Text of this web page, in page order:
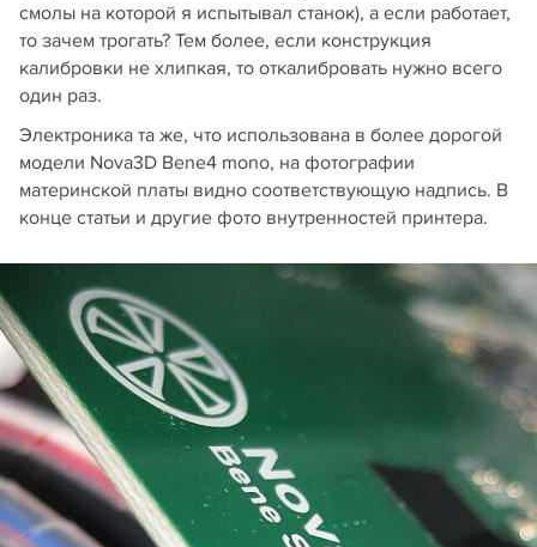
смолы на которой я испытывал станок), а если работает,
то зачем трогать? Тем более, если конструкция
калибровки не хлипкая, то откалибровать нужно всего
один раз.
Электроника та же, что использована в более дорогой
модели Nova3D Bene4 mono, на фотографии
материнской платы видно соответствующую надпись. В
конце статьи и другие фото внутренностей принтера.